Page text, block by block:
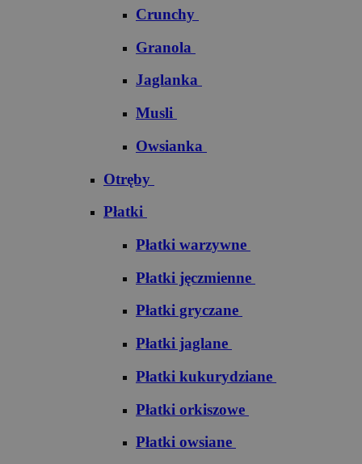
Crunchy
Granola
Jaglanka
Musli
Owsianka
Otręby
Płatki
Płatki warzywne
Płatki jęczmienne
Płatki gryczane
Płatki jaglane
Płatki kukurydziane
Płatki orkiszowe
Płatki owsiane